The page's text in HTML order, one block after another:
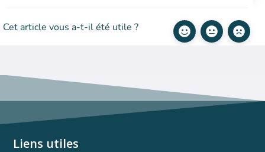
Cet article vous a-t-il été utile ?
Liens utiles